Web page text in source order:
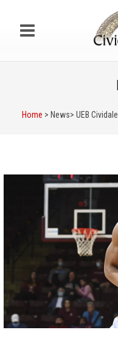
Home > News> UEB